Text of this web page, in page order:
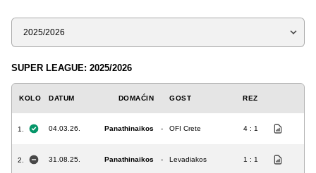
Sezona
SUPER LEAGUE: 2025/2026
KOLO DATUM DOMAĆIN GOST REZ
1. 04.03.26. Panathinaikos - OFI Crete 4 : 1
2. 31.08.25. Panathinaikos - Levadiakos 1 : 1